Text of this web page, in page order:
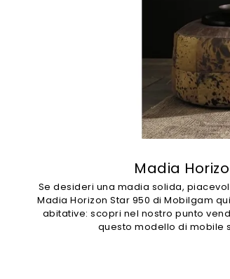
Madia
Se desideri una madia solida,
Madia Horizon Star 950 di Mobilgam
abitative: scopri nel nostro punto
questo modello di mobile